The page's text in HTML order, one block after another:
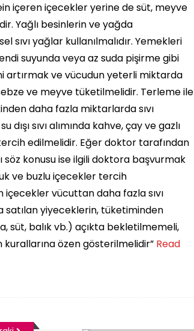
içeren içecekler yerine de süt, meyve
Yağlı besinlerin ve yağda
sıvı yağlar kullanılmalıdır. Yemekleri
suyunda veya az suda pişirme gibi
artırmak ve vücudun yeterli miktarda
ve meyve tüketilmelidir. Terleme ile
daha fazla miktarlarda sıvı
dışı sıvı alımında kahve, çay ve gazlı
edilmelidir. Eğer doktor tarafından
söz konusu ise ilgili doktora başvurmak
ve buzlu içecekler tercih
vücuttan daha fazla sıvı
satılan yiyeceklerin, tüketiminden
süt, balık vb.) açıkta bekletilmemeli,
özen gösterilmelidir” Read